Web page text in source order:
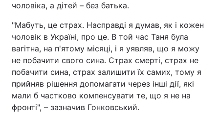
чоловіка, а дітей – без батька.
"Мабуть, це страх. Насправді я думав, як і кожен
чоловік в Україні, про це. В той час Таня була
вагітна, на п'ятому місяці, і я уявляв, що я можу
не побачити свого сина. Страх смерті, страх не
побачити сина, страх залишити їх самих, тому я
прийняв рішення допомагати через інші дії, які
мали б частково компенсувати те, що я не на
фронті", – зазначив Гонковський.